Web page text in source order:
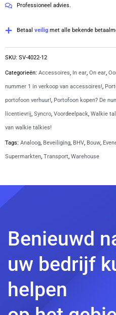
Professioneel advies.
Betaal veilig met alle bekende
SKU: SV-4022-12
Categorieën: Accessoires, In ear, On ear,
nummer 1 in verkoop van accessoires!,
portofoon verhuur!, Portofoon kopen? De
licentievrij, Syncro, Voordeelpack, Walkie
van walkie talkies!
Tags: Analoog, Beveiliging, BHV, Bouw,
Supermarkten, Transport, Warehouse
Benieuwd
uw bedrijf
helpen